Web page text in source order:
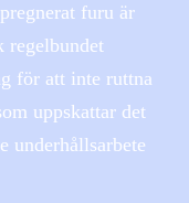
furu är
regelbundet
för att inte ruttna
uppskattar det
underhållsarbete